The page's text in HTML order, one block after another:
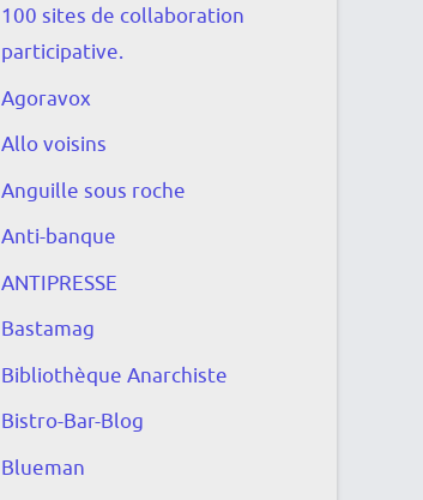
100 sites de collaboration
participative.
Agoravox
Allo voisins
Anguille sous roche
Anti-banque
ANTIPRESSE
Bastamag
Bibliothèque Anarchiste
Bistro-Bar-Blog
Blueman